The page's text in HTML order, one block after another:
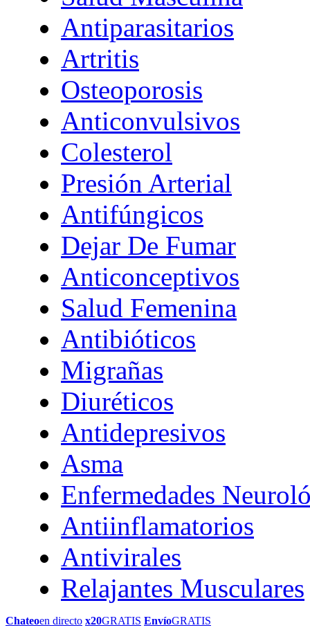
Antiparasitarios
Artritis
Osteoporosis
Anticonvulsivos
Colesterol
Presión Arterial
Antifúngicos
Dejar De Fumar
Anticonceptivos
Salud Femenina
Antibióticos
Migrañas
Diuréticos
Antidepresivos
Asma
Enfermedades
Antiinflamatorios
Antivirales
Relajantes Musculares
Chateoen directo x20GRATIS EnvíoGRATIS